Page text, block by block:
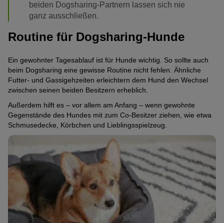
beiden Dogsharing-Partnern lassen sich nie
ganz ausschließen.
Routine für Dogsharing-Hunde
Ein gewohnter Tagesablauf ist für Hunde wichtig. So sollte auch
beim Dogsharing eine gewisse Routine nicht fehlen. Ähnliche
Futter- und Gassigehzeiten erleichtern dem Hund den Wechsel
zwischen seinen beiden Besitzern erheblich.
Außerdem hilft es – vor allem am Anfang – wenn gewohnte
Gegenstände des Hundes mit zum Co-Besitzer ziehen, wie etwa
Schmusedecke, Körbchen und Lieblingsspielzeug.